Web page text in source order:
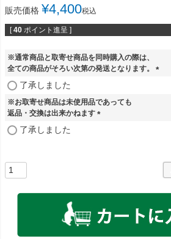
販売価格 ¥4,400税込
[ 40 ポイント進呈 ]
※通常商品と取寄せ商品を同時購入の際は、
全ての商品がそろい次第の発送となります。
了承しました
※お取寄せ商品は未使用品であっても
返品・交換は出来かねます
了承しました